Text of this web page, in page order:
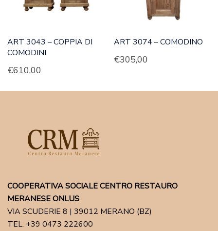
ART 3043 – COPPIA DI
COMODINI
€610,00
ART 3074 – COMODINO
€305,00
COOPERATIVA SOCIALE CENTRO RESTAURO
MERANESE ONLUS
VIA SCUDERIE 8 | 39012 MERANO (BZ)
TEL: +39 0473 222600